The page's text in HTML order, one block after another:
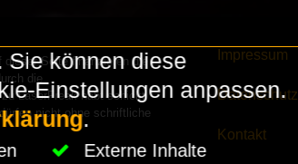
Seite finanzieren die
die
LaserFreak habt schickt
nicht ohne schriftliche
Impressum
Datenschutz
Kontakt
Sie können diese
Einstellungen anpassen.
.
Externe Inhalte